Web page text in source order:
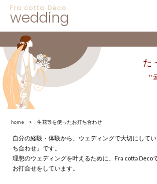
Fra cotta Deco
wedding
た
"
home > 生花等を使ったお打ち合わせ
自分の経験・体験から、ウェディングで大切にして
ち合わせ」です。
理想のウェディングを叶えるために、Fra cotta Deco
お打合せをしています。